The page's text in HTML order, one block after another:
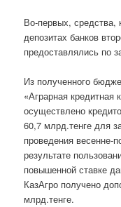
Во-первых,
депозитах банков
предоставлялись по
Из полученного
«Аграрная кредитная
осуществлено
60,7 млрд.тенге для
проведения весенне-
результате
повышенной ставке
КазАгро получено
млрд.тенге.